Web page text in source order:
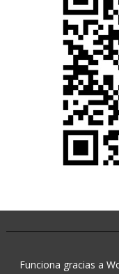
Funciona gracias a